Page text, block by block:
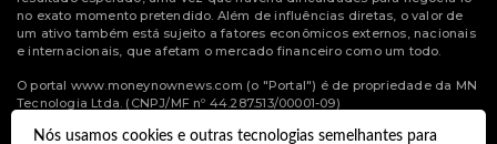
Nós usamos cookies e outras tecnologias semelhantes para
no exato momento pretendido. Além de influências diretas, o valor de
um ativo também está sujeito a fatores econômicos externos, nacionais
e internacionais, que afetam o mercado financeiro como um todo.
O portal www.moneynownews.com (o "Portal") é de propriedade da MN
Tecnologia Ltda. (CNPJ/MF nº 44.287.513/00001-09)